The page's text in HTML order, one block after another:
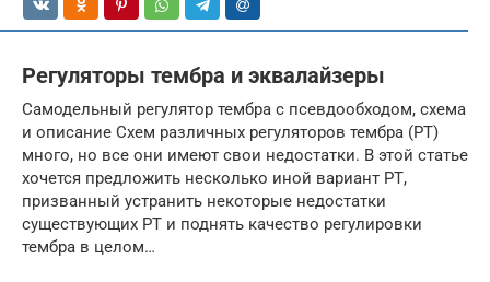
Регуляторы тембра и эквалайзеры
Самодельный регулятор тембра с псевдообходом, схема
и описание Схем различных регуляторов тембра (РТ)
много, но все они имеют свои недостатки. В этой статье
хочется предложить несколько иной вариант РТ,
призванный устранить некоторые недостатки
существующих РТ и поднять качество регулировки
тембра в целом…